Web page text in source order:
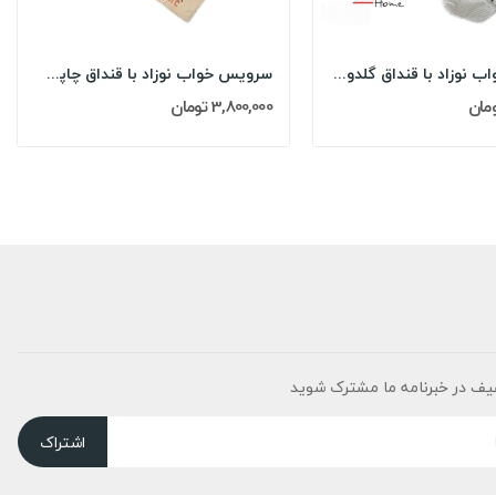
سرویس خواب نوزاد با قنداق چاپی مادرکر...
3,800,000 تومان
سرویس خواب نوزاد با قنداق گلدوزی مادرکر...
در خبرنامه ما مشترک شوید
اشتراک